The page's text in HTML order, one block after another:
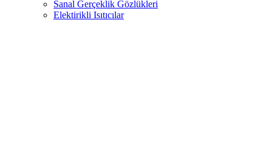
Sanal Gerçeklik Gözlükleri
Elektirikli Isıtıcılar